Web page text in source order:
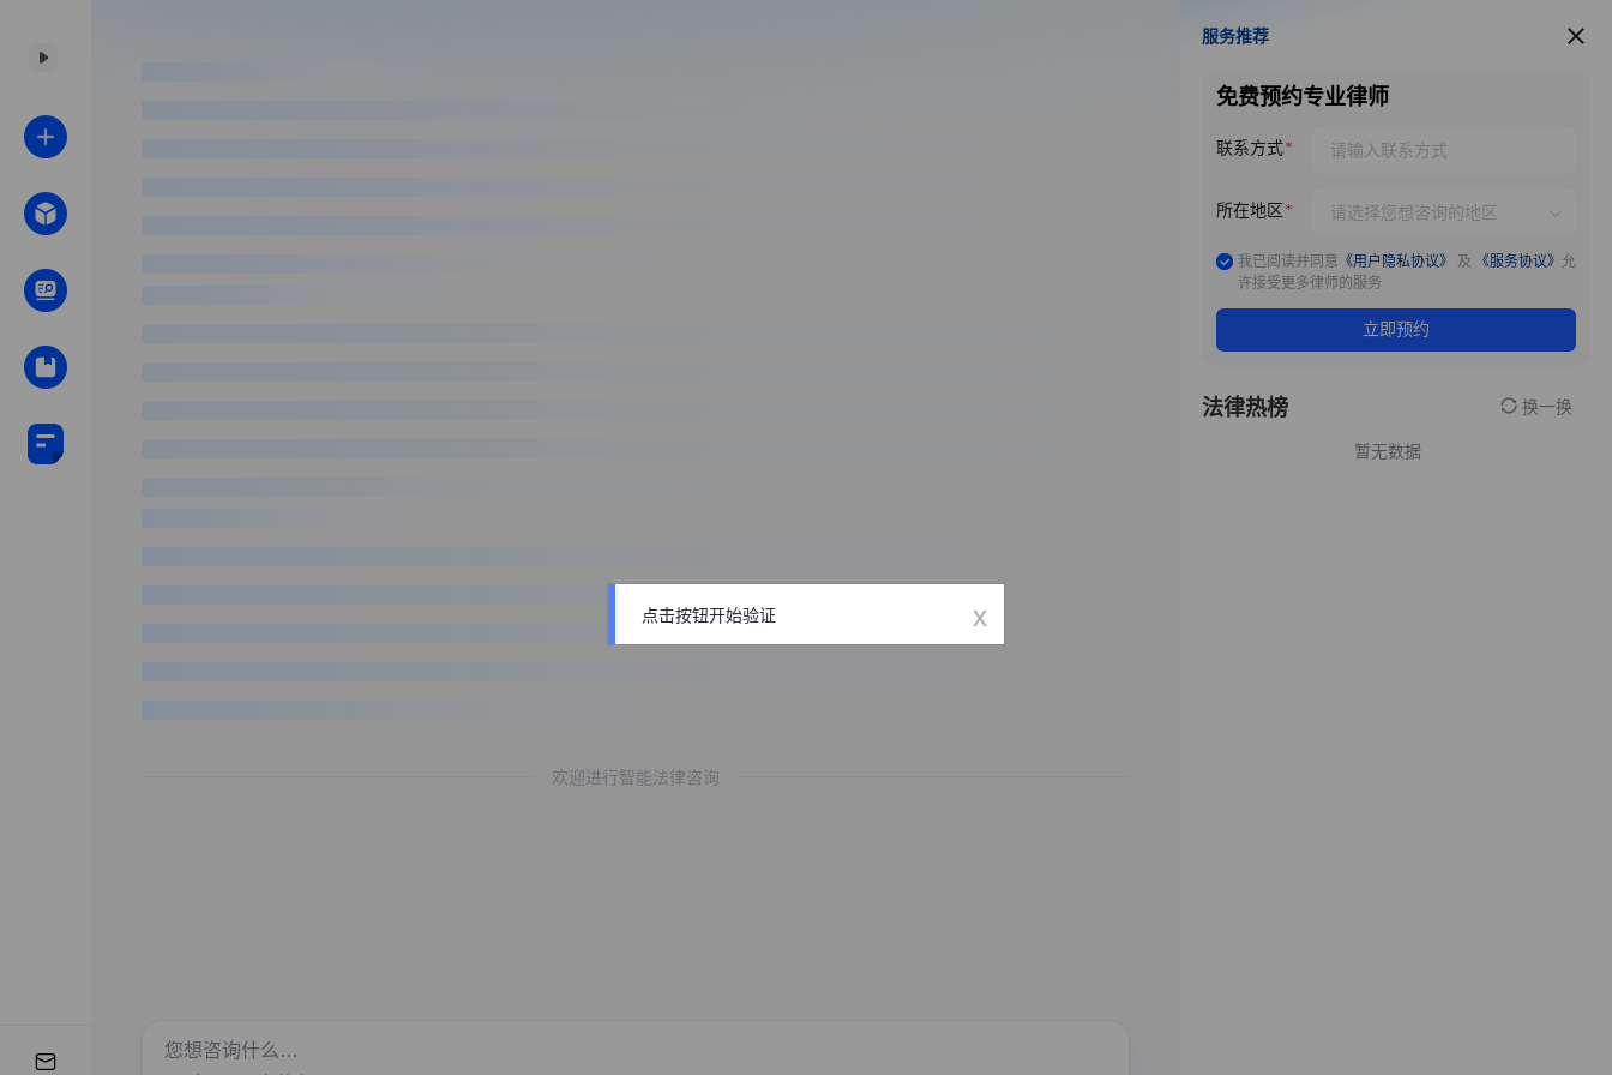
欢迎进行智能法律咨询
服务推荐
服务推荐
免费预约专业律师
联系方式
所在地区
我已阅读并同意 《用户隐私协议》 及 《服务协议》 允
许接受更多律师的服务
立即预约
法律热榜 换一换
暂无数据
点击按钮开始验证 x